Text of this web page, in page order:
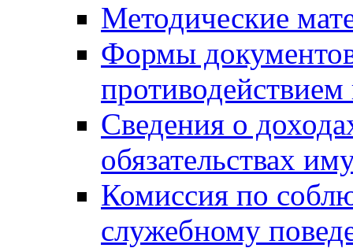
Методические
Формы
Сведения о
обязательствах
Комиссия по
служебному